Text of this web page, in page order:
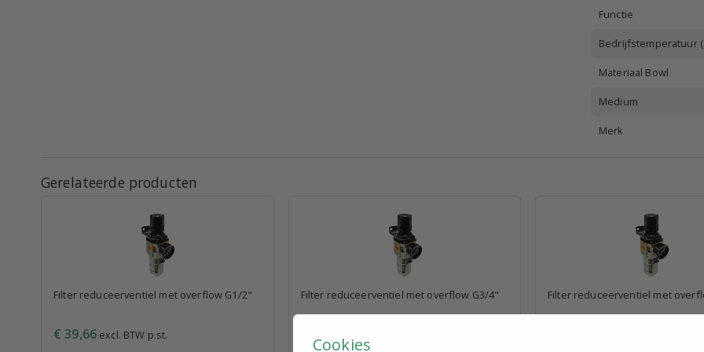
Functie
Bedrijfstemperatuur
Materiaal Bowl
Medium
Merk
Gerelateerde producten
Filter reduceerventiel met overflow G1/2"
€ 39,66 excl. BTW p.st.
Filter reduceerventiel met overflow G3/4" Filter reduceerventiel met
Cookies